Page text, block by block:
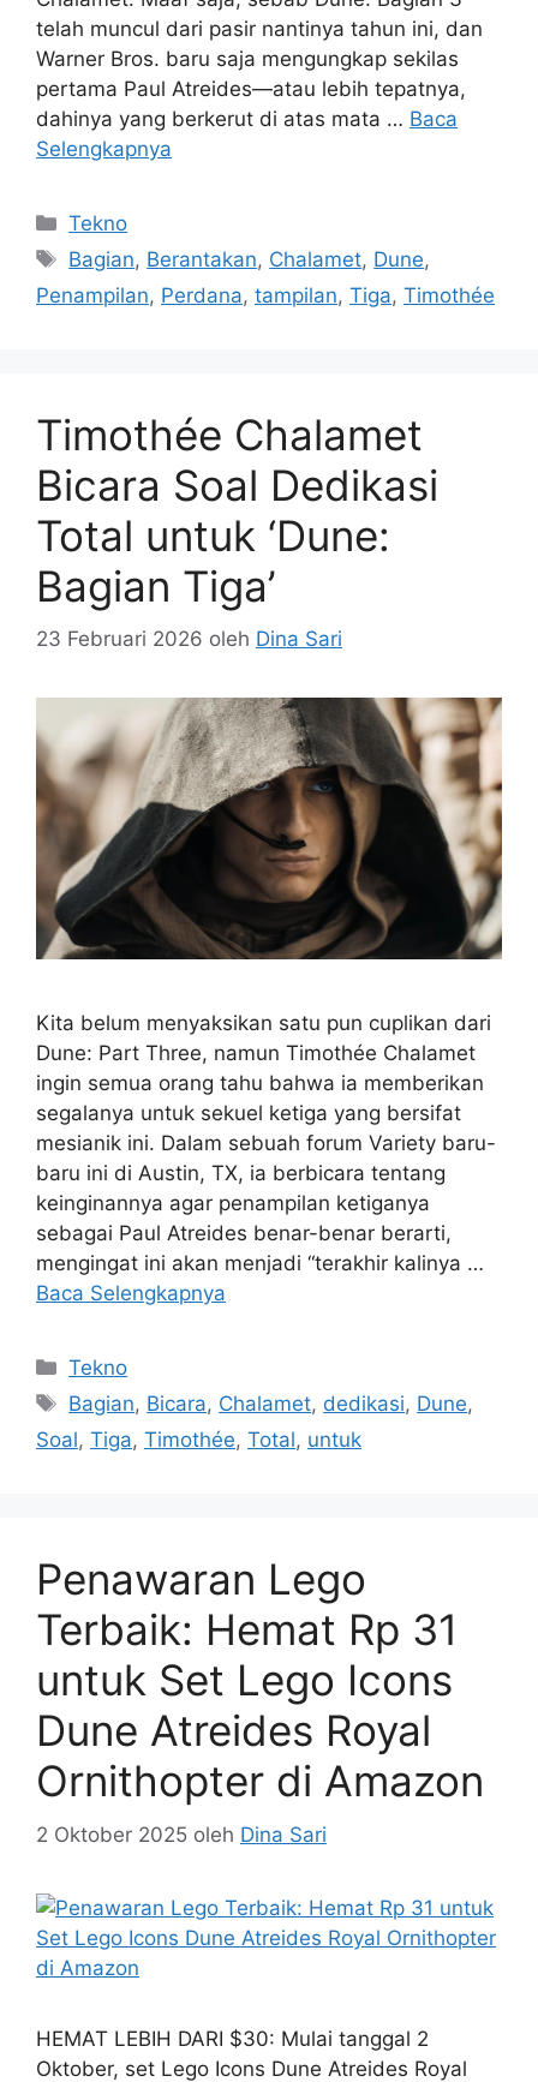
telah muncul dari pasir nantinya tahun ini, dan
Warner Bros. baru saja mengungkap sekilas
pertama Paul Atreides—atau lebih tepatnya,
dahinya yang berkerut di atas mata … Baca
Selengkapnya
Kategori
Tekno
Tag
Bagian, Berantakan, Chalamet, Dune,
Penampilan, Perdana, tampilan, Tiga, Timothée
Timothée Chalamet
Bicara Soal Dedikasi
Total untuk ‘Dune:
Bagian Tiga’
23 Februari 2026 oleh Dina Sari
Kita belum menyaksikan satu pun cuplikan dari
Dune: Part Three, namun Timothée Chalamet
ingin semua orang tahu bahwa ia memberikan
segalanya untuk sekuel ketiga yang bersifat
mesianik ini. Dalam sebuah forum Variety baru-
baru ini di Austin, TX, ia berbicara tentang
keinginannya agar penampilan ketiganya
sebagai Paul Atreides benar-benar berarti,
mengingat ini akan menjadi “terakhir kalinya …
Baca Selengkapnya
Kategori
Tekno
Tag
Bagian, Bicara, Chalamet, dedikasi, Dune,
Soal, Tiga, Timothée, Total, untuk
Penawaran Lego
Terbaik: Hemat Rp 31
untuk Set Lego Icons
Dune Atreides Royal
Ornithopter di Amazon
2 Oktober 2025 oleh Dina Sari
HEMAT LEBIH DARI $30: Mulai tanggal 2
Oktober, set Lego Icons Dune Atreides Royal